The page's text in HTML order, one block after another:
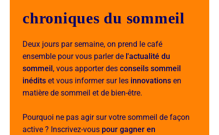
chroniques du sommeil
Deux jours par semaine, on prend le café
ensemble pour vous parler de l'actualité du
sommeil, vous apporter des conseils sommeil
inédits et vous informer sur les innovations en
matière de sommeil et de bien-être.
Pourquoi ne pas agir sur votre sommeil de façon
active ? Inscrivez-vous pour gagner en